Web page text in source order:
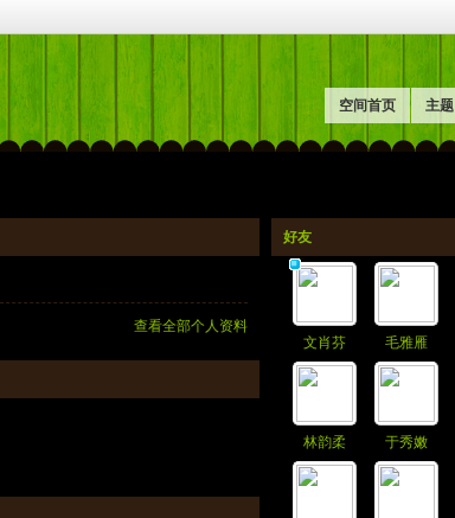
空间首页 主题
查看全部个人资料
好友
文肖芬 毛雅雁
林韵柔 于秀嫩